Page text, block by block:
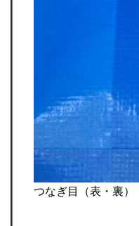
つなぎ目（表・裏